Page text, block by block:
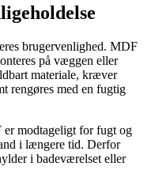
brugervenlighed. MDF
på væggen eller
materiale, kræver
rengøres med en fugtig
modtageligt for fugt og
i længere tid. Derfor
i badeværelset eller